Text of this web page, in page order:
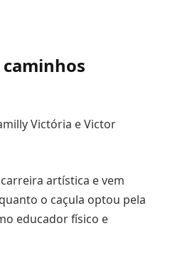
Victória e Victor
artística e vem
o caçula optou pela
educador físico e